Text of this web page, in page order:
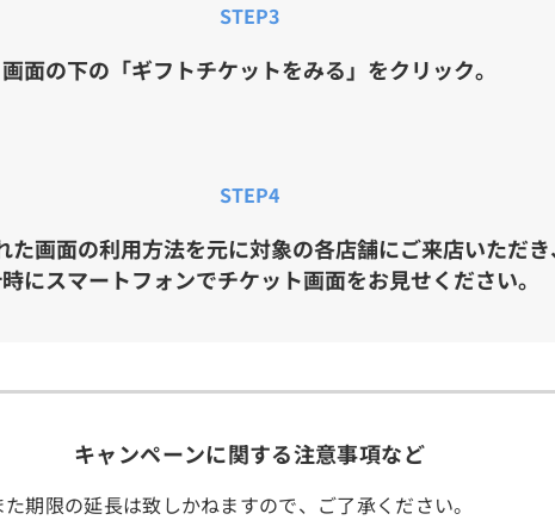
STEP3
画面の下の「ギフトチケットをみる」をクリック。
STEP4
た画面の利用方法を元に対象の各店舗にご来店いただ
にスマートフォンでチケット画面をお見せください。
キャンペーンに関する注意事項など
期限の延長は致しかねますので、ご了承ください。